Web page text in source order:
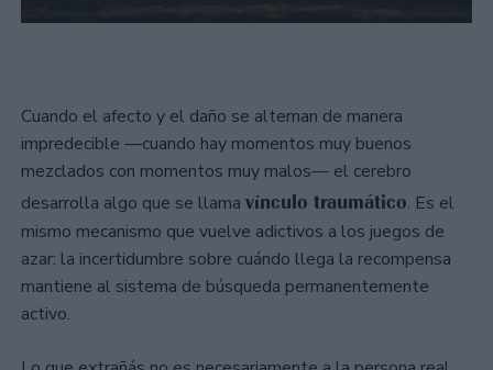
Cuando el afecto y el daño se alternan de manera
impredecible —cuando hay momentos muy buenos
mezclados con momentos muy malos— el cerebro
desarrolla algo que se llama vínculo traumático. Es el
mismo mecanismo que vuelve adictivos a los juegos de
azar: la incertidumbre sobre cuándo llega la recompensa
mantiene al sistema de búsqueda permanentemente
activo.